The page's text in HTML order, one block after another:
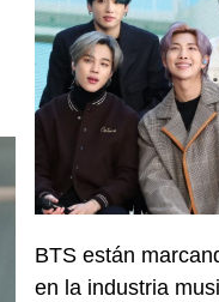
BTSestán
en la industria